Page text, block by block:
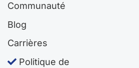
Communauté
Blog
Carrières
Politique de